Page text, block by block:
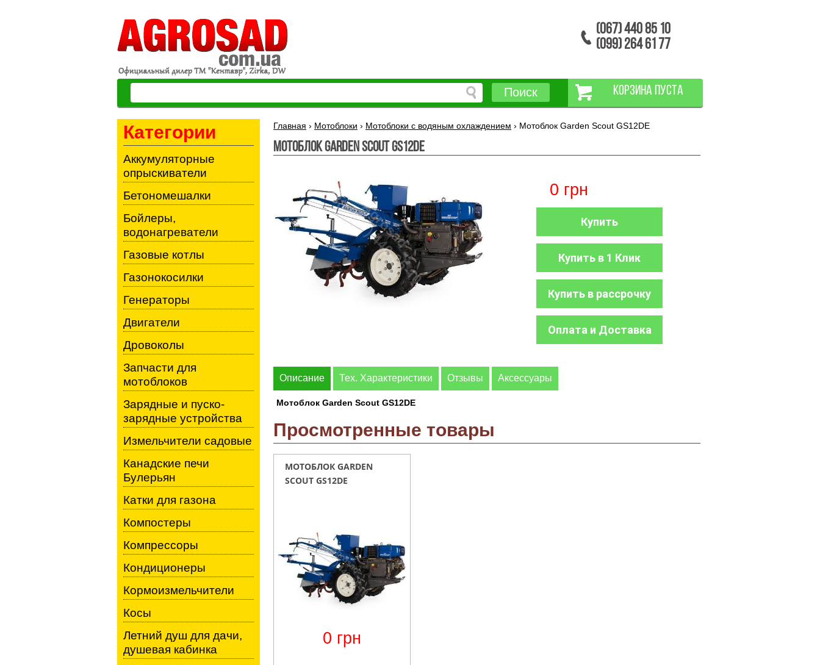
(067) 440 85 10
(099) 264 61 77
Поиск КОРЗИНА ПУСТА
Главная › Мотоблоки › Мотоблоки с водяным охлаждением › Мотоблок Garden Scout GS12DE
Мотоблок Garden Scout GS12DE
0 грн
Купить
Купить в 1 Клик
Купить в рассрочку
Оплата и Доставка
Описание Тех. Характеристики Отзывы Аксессуары
Мотоблок Garden Scout GS12DE
Просмотренные товары
МОТОБЛОК GARDEN
SCOUT GS12DE
0 грн
Категории
Аккумуляторные
опрыскиватели
Бетономешалки
Бойлеры,
водонагреватели
Газовые котлы
Газонокосилки
Генераторы
Двигатели
Дровоколы
Запчасти для
мотоблоков
Зарядные и пуско-
зарядные устройства
Измельчители садовые
Канадские печи
Булерьян
Катки для газона
Компостеры
Компрессоры
Кондиционеры
Кормоизмельчители
Косы
Летний душ для дачи,
душевая кабинка